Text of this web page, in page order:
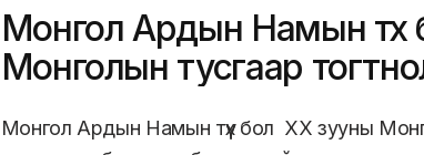
Монгол Ардын Намын
Монголын тусгаар
Монгол Ардын Намын түүх бол ХХ зууны